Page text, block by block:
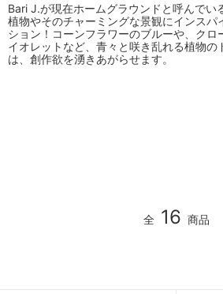
Bari J.が現在ホームグラウンドと呼んでい
植物やそのチャーミングな景観にインスパ
ション！コーンフラワーのブルーや、クロ
イオレットなど、青々と咲き乱れる植物の
は、創作欲を湧きあがらせます。
全 16 商品